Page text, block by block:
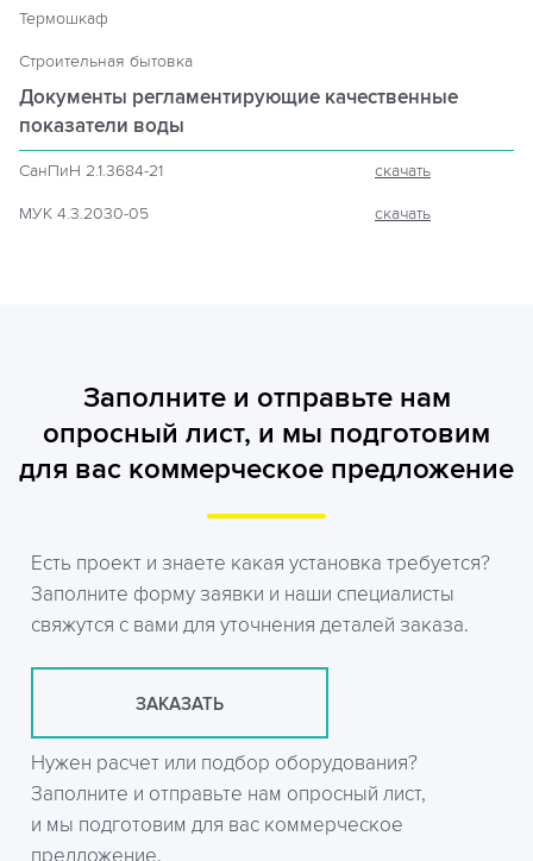
Термошкаф
Строительная бытовка
Документы регламентирующие качественные
показатели воды
СанПиН 2.1.3684-21 скачать
МУК 4.3.2030-05 скачать
Заполните и отправьте нам
опросный лист, и мы подготовим
для вас коммерческое предложение
Есть проект и знаете какая установка требуется?
Заполните форму заявки и наши специалисты
свяжутся с вами для уточнения деталей заказа.
ЗАКАЗАТЬ
Нужен расчет или подбор оборудования?
Заполните и отправьте нам опросный лист,
и мы подготовим для вас коммерческое
предложение.